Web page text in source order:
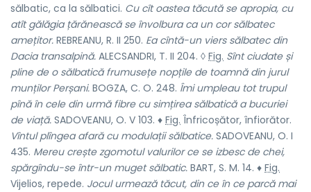
sălbatic, ca la sălbatici. Cu cît oastea tăcută se apropia, cu
atît gălăgia țărănească se învolbura ca un cor sălbatec
amețitor. REBREANU, R. II 250. Ea cîntă-un viers sălbatec din
Dacia transalpină. ALECSANDRI, T. II 204. ◊ Fig. Sînt ciudate și
pline de o sălbatică frumusețe nopțile de toamnă din jurul
munților Perșani. BOGZA, C. O. 248. Îmi umpleau tot trupul
pînă în cele din urmă fibre cu simțirea sălbatică a bucuriei
de viață. SADOVEANU, O. V 103. ♦ Fig. Înfricoșător, înfiorător.
Vîntul plîngea afară cu modulații sălbatice. SADOVEANU, O. I
435. Mereu crește zgomotul valurilor ce se izbesc de chei,
spărgîndu-se într-un muget sălbatic. BART, S. M. 14. ♦ Fig.
Vijelios, repede. Jocul urmează tăcut, din ce în ce parcă mai